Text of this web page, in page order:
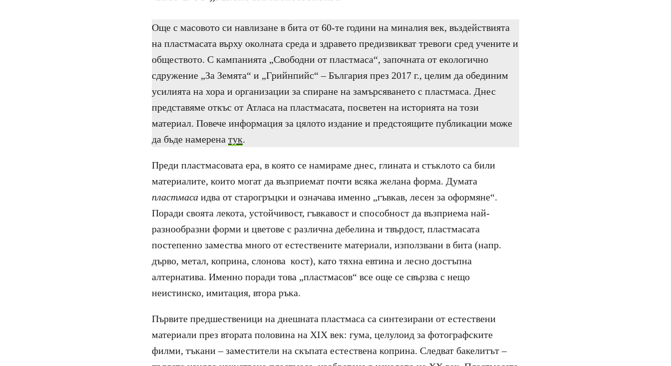
Още с масовото си навлизане в бита от 60-те години на миналия век, въздействията
на пластмасата върху околната среда и здравето предизвикват тревоги сред учените и
обществото. С кампанията „Свободни от пластмаса“, започната от екологично
сдружение „За Земята“ и „Грийнпийс“ – България през 2017 г., целим да обединим
усилията на хора и организации за спиране на замърсяването с пластмаса. Днес
представяме откъс от Атласа на пластмасата, посветен на историята на този
материал. Повече информация за цялото издание и предстоящите публикации може
да бъде намерена тук.
Преди пластмасовата ера, в която се намираме днес, глината и стъклото са били
материалите, които могат да възприемат почти всяка желана форма. Думата
пластмаса идва от старогръцки и означава именно „гъвкав, лесен за оформяне“.
Поради своята лекота, устойчивост, гъвкавост и способност да възприема най-
разнообразни форми и цветове с различна дебелина и твърдост, пластмасата
постепенно замества много от естествените материали, използвани в бита (напр.
дърво, метал, коприна, слонова кост), като тяхна евтина и лесно достъпна
алтернатива. Именно поради това „пластмасов“ все още се свързва с нещо
неистинско, имитация, втора ръка.
Първите предшественици на днешната пластмаса са синтезирани от естествени
материали през втората половина на XIX век: гума, целулоид за фотографските
филми, тъкани – заместители на скъпата естествена коприна. Следват бакелитът –